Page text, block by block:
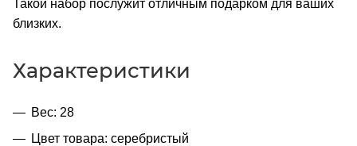
Такой набор послужит отличным подарком для ваших
близких.
Характеристики
Вес: 28
Цвет товара: серебристый